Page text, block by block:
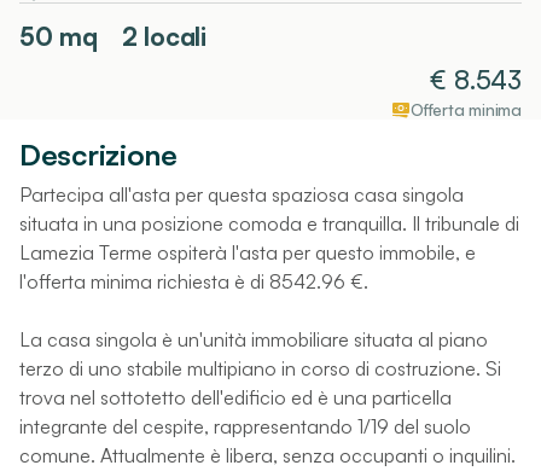
50 mq
2 locali
€ 8.543
Offerta minima
Descrizione
Partecipa all'asta per questa spaziosa casa singola
situata in una posizione comoda e tranquilla. Il tribunale di
Lamezia Terme ospiterà l'asta per questo immobile, e
l'offerta minima richiesta è di 8542.96 €.
La casa singola è un'unità immobiliare situata al piano
terzo di uno stabile multipiano in corso di costruzione. Si
trova nel sottotetto dell'edificio ed è una particella
integrante del cespite, rappresentando 1/19 del suolo
comune. Attualmente è libera, senza occupanti o inquilini.